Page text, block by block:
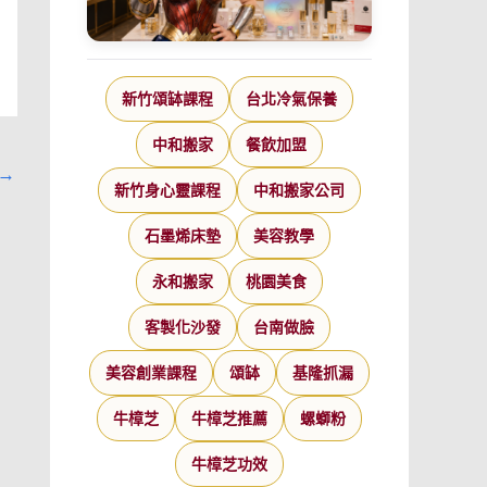
→
新竹頌缽課程 台北冷氣保養
中和搬家 餐飲加盟
新竹身心靈課程 中和搬家公司
石墨烯床墊 美容教學
永和搬家 桃園美食
客製化沙發 台南做臉
美容創業課程 頌缽 基隆抓漏
牛樟芝 牛樟芝推薦 螺螄粉
牛樟芝功效